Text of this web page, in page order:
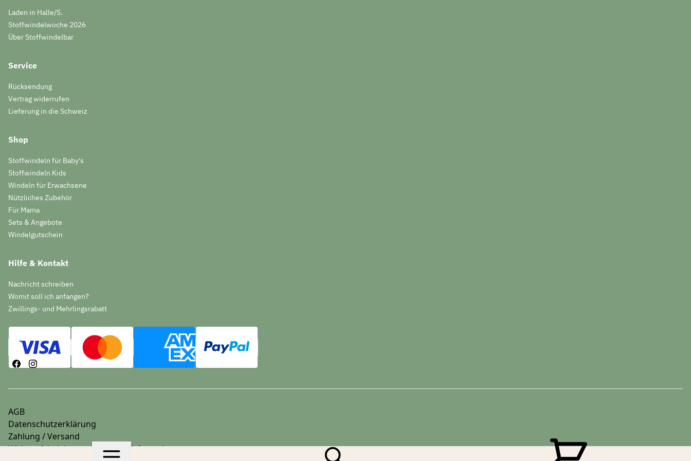
Laden in Halle/S.
Stoffwindelwoche 2026
Über Stoffwindelbar
Service
Rücksendung
Vertrag widerrufen
Lieferung in die Schweiz
Shop
Stoffwindeln für Baby's
Stoffwindeln Kids
Windeln für Erwachsene
Nützliches Zubehör
Für Mama
Sets & Angebote
Windelgutschein
Hilfe & Kontakt
Nachricht schreiben
Womit soll ich anfangen?
Zwillings- und Mehrlingsrabatt
AGB
Datenschutzerklärung
Zahlung / Versand
Widerrufsbelehrung & Widerrufsformular